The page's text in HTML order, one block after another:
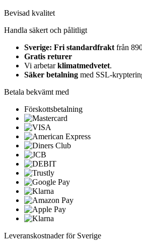
Bevisad kvalitet
Handla säkert och pålitligt
Sverige: Fri standardfrakt från
Gratis returer
Vi arbetarklimatmedvetet.
Säker betalning med SSL-
Betala bekvämt med
Förskottsbetalning
Leveranskostnader för Sverige